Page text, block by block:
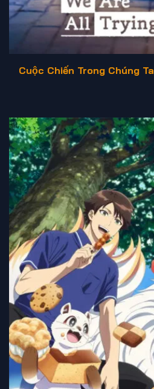
Cuộc Chiến Trong Chúng Ta